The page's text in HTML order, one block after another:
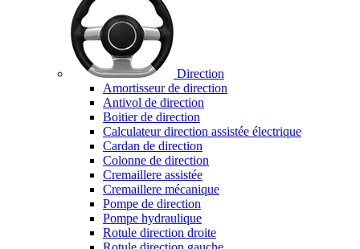
Direction
Amortisseur de direction
Antivol de direction
Boitier de direction
Calculateur direction assistée électrique
Cardan de direction
Colonne de direction
Cremaillere assistée
Cremaillere mécanique
Pompe de direction
Pompe hydraulique
Rotule direction droite